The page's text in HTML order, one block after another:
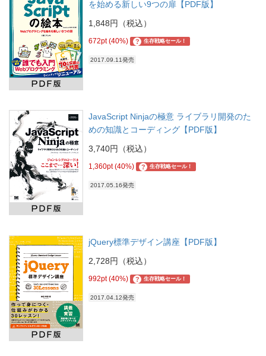
を始める新しい9つの扉【PDF版】
1,848円（税込）
672pt (40%) ? 生存戦略セール！
2017.09.11発売
JavaScript Ninjaの極意 ライブラリ開発のた
めの知識とコーディング【PDF版】
3,740円（税込）
1,360pt (40%) ? 生存戦略セール！
2017.05.16発売
jQuery標準デザイン講座【PDF版】
2,728円（税込）
992pt (40%) ? 生存戦略セール！
2017.04.12発売